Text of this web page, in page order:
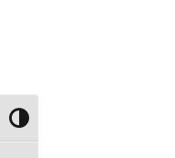
Toggle High Contrast